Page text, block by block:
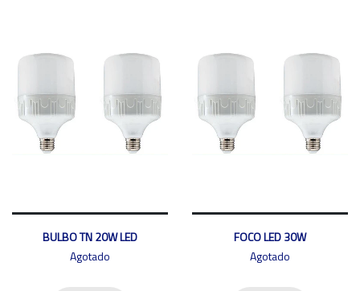
BULBO TN 20W LED
Agotado
FOCO LED 30W
Agotado